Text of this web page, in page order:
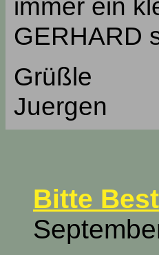
immer ein
GERHARD
Grüßle
Juergen
Bitte